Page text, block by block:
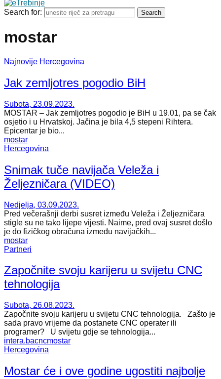
Search for: Search
mostar
Najnovije Hercegovina
Jak zemljotres pogodio BiH
Subota, 23.09.2023.
MOSTAR – Jak zemljotres pogodio je BiH u 19.01, pa se čak
osjetio i u Hrvatskoj. Jačina je bila 4,5 stepeni Rihtera.
Epicentar je bio...
mostar
Hercegovina
Snimak tuče navijača Veleža i
Željezničara (VIDEO)
Nedjelja, 03.09.2023.
Pred večerašnji derbi susret između Veleža i Željezničara
stigle su ne tako lijepe vijesti. Naime, pred ovaj susret došlo
je do fizičkog obračuna između navijačkih...
mostar
Partneri
Započnite svoju karijeru u svijetu CNC
tehnologija
Subota, 26.08.2023.
Započnite svoju karijeru u svijetu CNC tehnologija. Zašto je
sada pravo vrijeme da postanete CNC operater ili
programer? U svijetu gdje se tehnologija...
intera.bacncmostar
Hercegovina
Mostar će i ove godine ugostiti najbolje